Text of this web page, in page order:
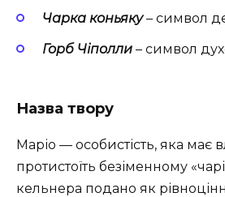
Чарка коньяку– символ
Горб Чіполли – символ
Назва твору
Маріо — особистість, яка має
протистоїть безіменному
кельнера подано як